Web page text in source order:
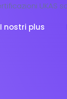
I nostri plus